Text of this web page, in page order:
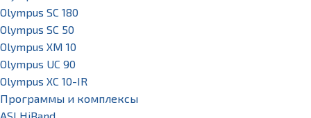
Olympus SC 180
Olympus SC 50
Olympus XM 10
Olympus UC 90
Olympus XC 10-IR
Программы и комплексы